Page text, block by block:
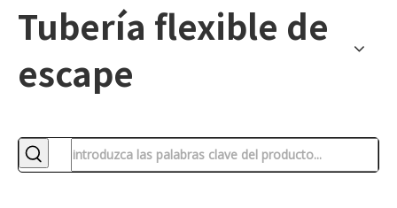
Tubería flexible de
escape